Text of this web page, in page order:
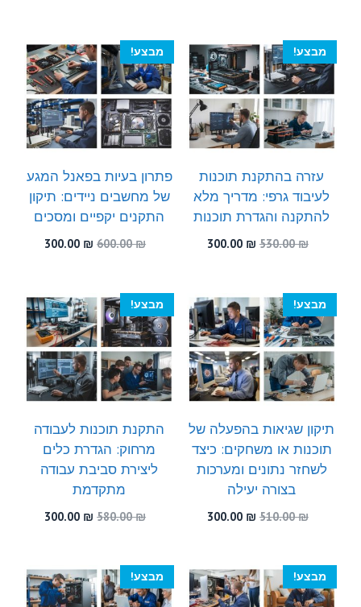
470.00 ₪.
300.00 ₪.
מבצע!
עזרה בהתקנת תוכנות
לעיבוד גרפי: מדריך מלא
להתקנה והגדרת תוכנות
530.00₪
המחיר
530.00 ₪.
300.00 ₪
300.00 ₪.
מבצע!
פתרון בעיות בפאנל המגע
של מחשבים ניידים: תיקון
התקנים יקפיים ומסכים
600.00₪
המחיר
600.00 ₪.
300.00 ₪
המחיר
300.00 ₪.
מבצע!
תיקון שגיאות בהפעלה של
תוכנות או משחקים: כיצד
לשחזר נתונים ומערכות
בצורה יעילה
510.00₪
המחיר
510.00 ₪.
300.00 ₪
300.00 ₪.
מבצע!
התקנת תוכנות לעבודה
מרחוק: הגדרת כלים
ליצירת סביבת עבודה
מתקדמת
580.00₪
המחיר
580.00 ₪.
300.00 ₪
המחיר
300.00 ₪.
מבצע! מבצע!